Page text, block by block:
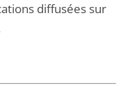
diffusées sur